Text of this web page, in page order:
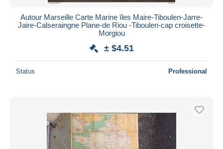
Autour Marseille Carte Marine îles Maire-Tiboulen-Jarre-
Jaire-Calseraingne Plane-de Riou -Tiboulen-cap croisette-
Morgiou
± $4.51
Status Professional